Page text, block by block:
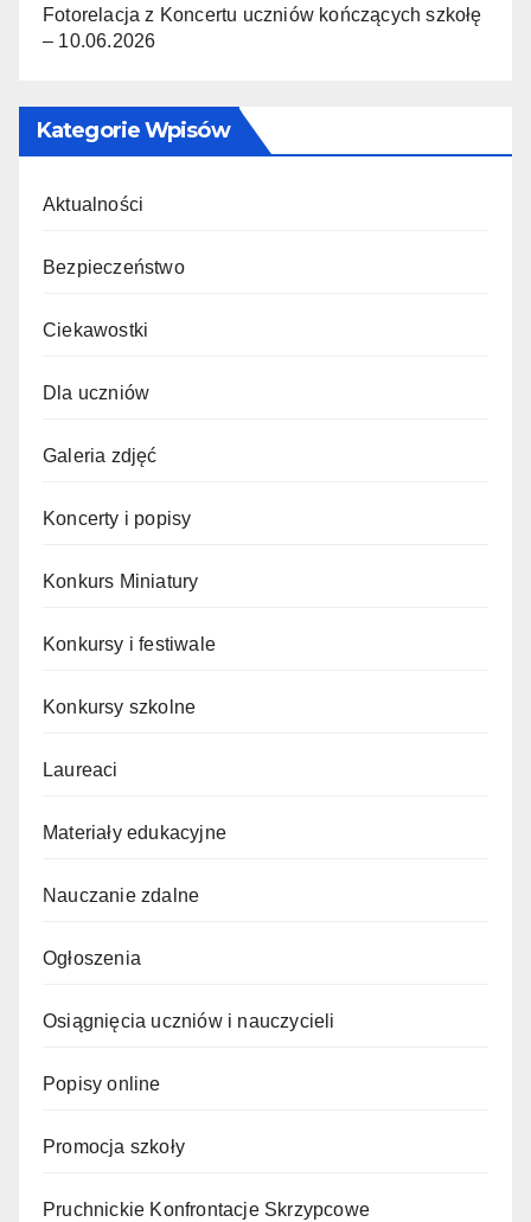
Fotorelacja z Koncertu uczniów kończących szkołę
– 10.06.2026
Kategorie Wpisów
Aktualności
Bezpieczeństwo
Ciekawostki
Dla uczniów
Galeria zdjęć
Koncerty i popisy
Konkurs Miniatury
Konkursy i festiwale
Konkursy szkolne
Laureaci
Materiały edukacyjne
Nauczanie zdalne
Ogłoszenia
Osiągnięcia uczniów i nauczycieli
Popisy online
Promocja szkoły
Pruchnickie Konfrontacje Skrzypcowe